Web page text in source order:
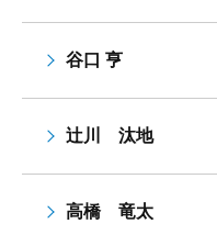
谷口 亨
辻川 汰地
高橋 竜太